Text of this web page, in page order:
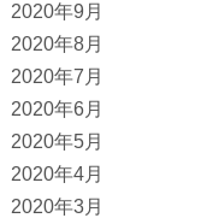
2020年9月
2020年8月
2020年7月
2020年6月
2020年5月
2020年4月
2020年3月